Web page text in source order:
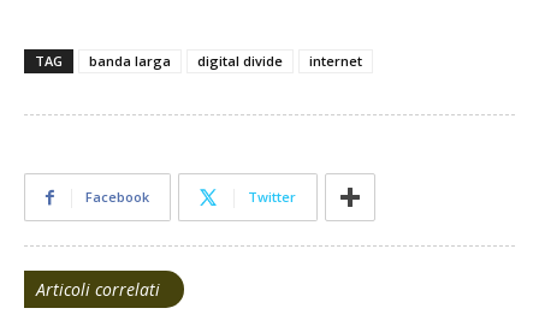
TAG banda larga digital divide internet
Facebook Twitter
Articoli correlati